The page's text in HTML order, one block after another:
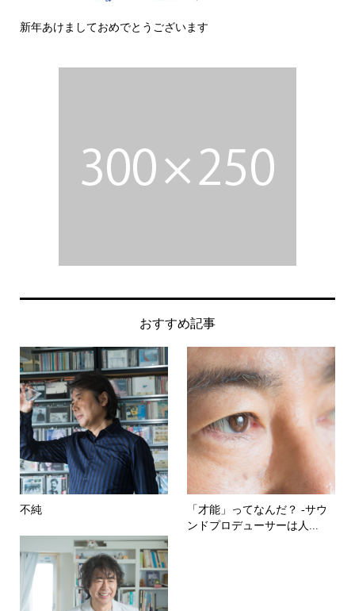
新年あけましておめでとうございます
おすすめ記事
不純
「才能」ってなんだ？ -サウ
ンドプロデューサーは人...